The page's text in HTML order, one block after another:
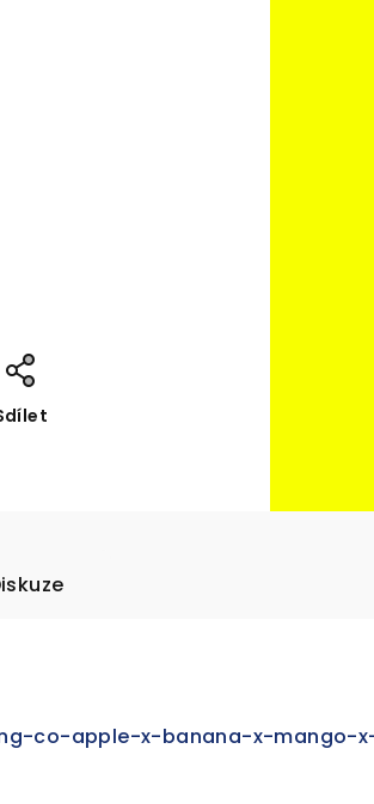
co-apple-x-banana-x-mango-